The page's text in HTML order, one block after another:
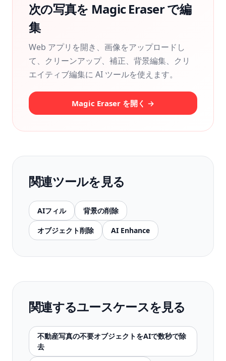
次の写真を Magic Eraser で編
集
Web アプリを開き、画像をアップロードし
て、クリーンアップ、補正、背景編集、クリ
エイティブ編集に AI ツールを使えます。
Magic Eraser を開く →
関連ツールを見る
AIフィル 背景の削除
オブジェクト削除 AI Enhance
関連するユースケースを見る
不動産写真の不要オブジェクトをAIで数秒で除
去